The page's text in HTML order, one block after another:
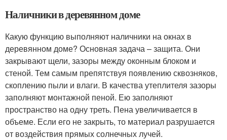
Наличники в деревянном доме
Какую функцию выполняют наличники на окнах в
деревянном доме? Основная задача – защита. Они
закрывают щели, зазоры между оконным блоком и
стеной. Тем самым препятствуя появлению сквозняков,
скоплению пыли и влаги. В качества утеплителя зазоры
заполняют монтажной пеной. Ею заполняют
пространство на одну треть. Пена увеличивается в
объеме. Если его не закрыть, то материал разрушается
от воздействия прямых солнечных лучей.